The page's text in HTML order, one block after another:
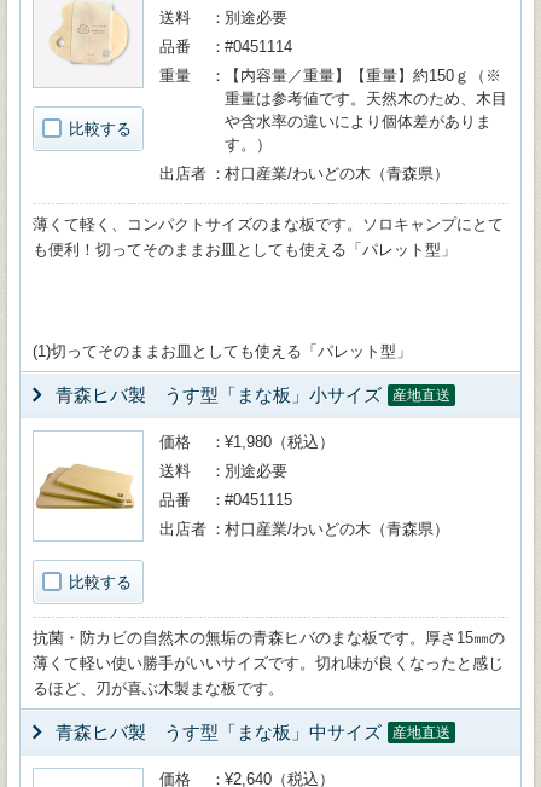
比較する
送料
別途必要
品番
#0451114
重量
【内容量／重量】【重量】約150ｇ（※
重量は参考値です。天然木のため、木目
や含水率の違いにより個体差がありま
す。）
出店者
村口産業/わいどの木（青森県）
薄くて軽く、コンパクトサイズのまな板です。ソロキャンプにとて
も便利！切ってそのままお皿としても使える「パレット型」
(1)切ってそのままお皿としても使える「パレット型」
青森ヒバ製 うす型「まな板」小サイズ 産地直送
比較する
価格
¥1,980（税込）
送料
別途必要
品番
#0451115
出店者
村口産業/わいどの木（青森県）
抗菌・防カビの自然木の無垢の青森ヒバのまな板です。厚さ15㎜の
薄くて軽い使い勝手がいいサイズです。切れ味が良くなったと感じ
るほど、刃が喜ぶ木製まな板です。
青森ヒバ製 うす型「まな板」中サイズ 産地直送
価格
¥2,640（税込）